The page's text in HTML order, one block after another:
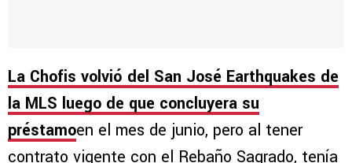
La Chofis volvió del San José Earthquakes de
la MLS luego de que concluyera su
préstamoen el mes de junio, pero al tener
contrato vigente con el Rebaño Sagrado, tenía